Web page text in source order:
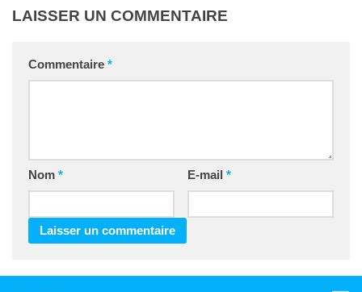
LAISSER UN COMMENTAIRE
Commentaire *
Nom * E-mail *